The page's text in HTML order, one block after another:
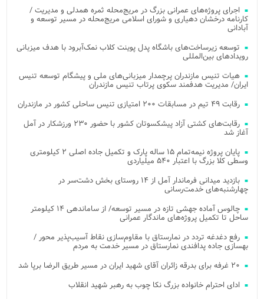
اجرای پروژه‌های عمرانی بزرگ در مریج‌محله ثمره همدلی و مدیریت /
کارنامه درخشان دهیاری و شورای اسلامی مریج‌محله در مسیر توسعه و
آبادانی
توسعه زیرساخت‌های باشگاه پدل پوینت کلاب نمک‌آبرود با هدف میزبانی
رویدادهای بین‌المللی
هیات تنیس مازندران پرچمدار میزبانی‌های ملی و پیشگام توسعه تنیس
ایران/ مدیریت هدفمند سکوی پرتاب تنیس مازندران
رقابت ۴۹ تیم در مسابقات ۲۰۰ امتیازی تنیس ساحلی کشور در مازندران
رقابت‌های کشتی آزاد پیشکسوتان کشور با حضور ۲۳۰ ورزشکار در آمل
آغاز شد
پایان پروژه نیمه‌تمام ۱۵ ساله پارک و تکمیل جاده اصلی ۲ کیلومتری
وسطی کلا بزرگ با اعتبار ۵۴۰ میلیاردی
بازدید میدانی فرماندار آمل از ۱۴ روستای بخش دشت‌سر در
چهارشنبه‌های خدمت‌رسانی
چالوس آماده جهشی تازه در مسیر توسعه/ از ساماندهی ۱۴ کیلومتر
ساحل تا تکمیل پروژه‌های ماندگار عمرانی
رفع دغدغه تردد در نمارستاق با مقاوم‌سازی نقاط آسیب‌پذیر محور /
بهسازی جاده پدافندی نمارستاق در مسیر خدمت به مردم
۲۰ غرفه برای بدرقه زائران آقای شهید ایران در مسیر طریق الرضا برپا شد
ادای احترام خانواده بزرگ نکا چوب به رهبر شهید انقلاب